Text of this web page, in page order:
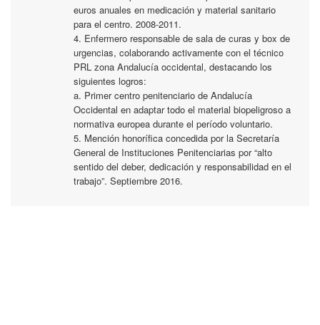
euros anuales en medicación y material sanitario
para el centro. 2008-2011.
4. Enfermero responsable de sala de curas y box de
urgencias, colaborando activamente con el técnico
PRL zona Andalucía occidental, destacando los
siguientes logros:
a. Primer centro penitenciario de Andalucía
Occidental en adaptar todo el material biopeligroso a
normativa europea durante el período voluntario.
5. Mención honorífica concedida por la Secretaría
General de Instituciones Penitenciarias por “alto
sentido del deber, dedicación y responsabilidad en el
trabajo”. Septiembre 2016.